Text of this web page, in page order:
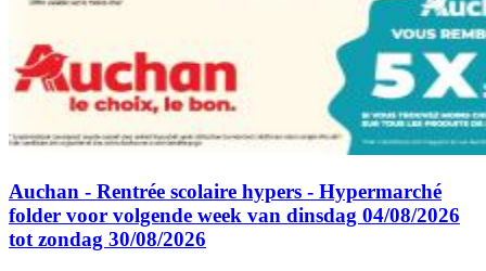
Auchan - Rentrée scolaire hypers - Hypermarché
folder voor volgende week van dinsdag 04/08/2026
tot zondag 30/08/2026